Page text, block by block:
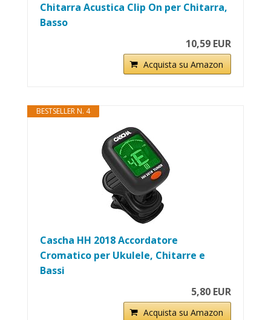
Chitarra Acustica Clip On per Chitarra,
Basso
10,59 EUR
Acquista su Amazon
BESTSELLER N. 4
Cascha HH 2018 Accordatore
Cromatico per Ukulele, Chitarre e
Bassi
5,80 EUR
Acquista su Amazon